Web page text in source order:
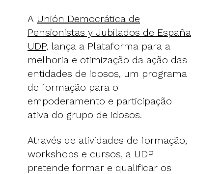
A Unión Democrática de
Pensionistas y Jubilados de España
UDP, lança a Plataforma para a
melhoria e otimização da ação das
entidades de idosos, um programa
de formação para o
empoderamento e participação
ativa do grupo de idosos.
Através de atividades de formação,
workshops e cursos, a UDP
pretende formar e qualificar os